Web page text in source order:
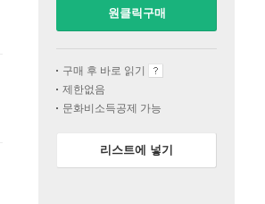
원클릭구매
구매 후 바로 읽기
제한없음
문화비소득공제 가능
리스트에 넣기